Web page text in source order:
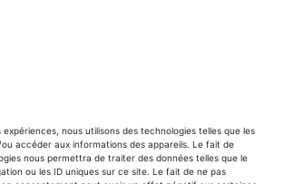
nous utilisons des technologies telles que les
accéder aux informations des appareils. Le fait de
nous permettra de traiter des données telles que le
ou les ID uniques sur ce site. Le fait de ne pas